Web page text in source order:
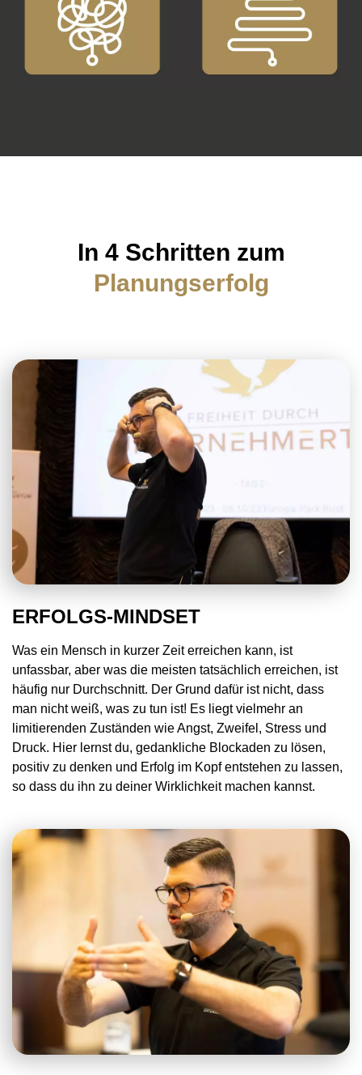
In 4 Schritten zum
Planungserfolg
ERFOLGS-MINDSET
Was ein Mensch in kurzer Zeit erreichen kann, ist
unfassbar, aber was die meisten tatsächlich erreichen, ist
häufig nur Durchschnitt. Der Grund dafür ist nicht, dass
man nicht weiß, was zu tun ist! Es liegt vielmehr an
limitierenden Zuständen wie Angst, Zweifel, Stress und
Druck. Hier lernst du, gedankliche Blockaden zu lösen,
positiv zu denken und Erfolg im Kopf entstehen zu lassen,
so dass du ihn zu deiner Wirklichkeit machen kannst.